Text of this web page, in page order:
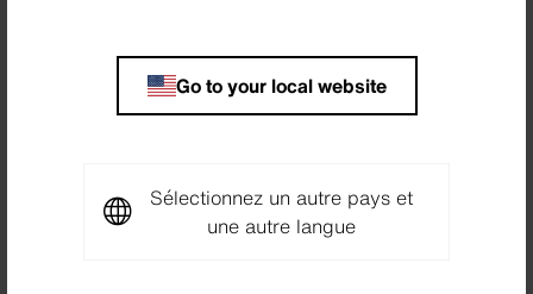
Go to your local website
Sélectionnez un autre pays et
une autre langue
Maître d'ouvrage
Forster Ueli + Erika, St. Gallen
Photographe